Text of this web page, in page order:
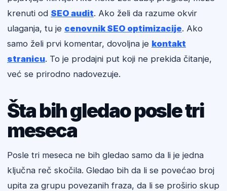
krenuti od SEO audit. Ako želi da razume okvir
ulaganja, tu je cenovnik SEO optimizacije. Ako
samo želi prvi komentar, dovoljna je kontakt
stranicu. To je prodajni put koji ne prekida čitanje,
već se prirodno nadovezuje.
Šta bih gledao posle tri
meseca
Posle tri meseca ne bih gledao samo da li je jedna
ključna reč skočila. Gledao bih da li se povećao broj
upita za grupu povezanih fraza, da li se proširio skup